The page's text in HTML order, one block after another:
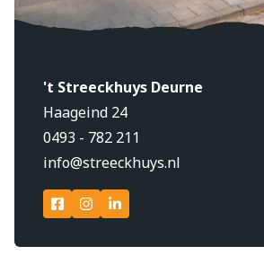
't Streeckhuys Deurne
Haageind 24
0493 - 782 211
info@streeckhuys.nl